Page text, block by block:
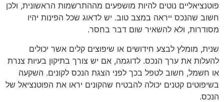
פוטנציאליים נוטים להיות מושפעים מההתרשמות הראשונית, ולכן
חשוב שהנכס ייראה במצב טוב. יש לדאוג שכל הפינות יהיו
מסודרות, ולא להשאיר שום דבר בחסר.
שנית, מומלץ לבצע חידושים או שיפוצים קלים אשר יכולים
להעלות את ערך הנכס. לדוגמה, אם יש צורך בתיקון בעיות צנרת
או חשמל, חשוב לטפל בכך לפני הצגת הנכס לקונים. השקעה
בשיפוטים קטנים יכולה להבטיח שהקונים יראו את הפוטנציאל של
הנכס.